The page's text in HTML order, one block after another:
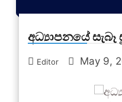
අධ්‍යාපනයේ
Editor May 9,